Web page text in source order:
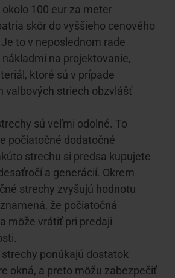
100 eur za meter
skôr do vyššieho cenového
to v neposlednom rade
na projektovanie,
ktoré sú v prípade
valbových striech obzvlášť
sú veľmi odolné. To
počiatočné dodatočné
strechu si predsa kupujete
a generácií. Okrem
strechy zvyšujú hodnotu
že počiatočná
môže vrátiť pri predaji
strechy ponúkajú dostatok
okná, a preto môžu zabezpečiť